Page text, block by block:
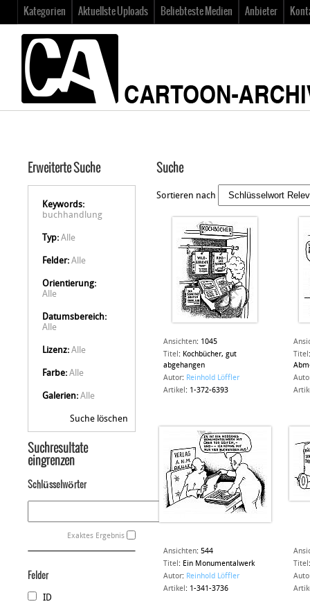
Kategorien Aktuellste Uploads Beliebteste Medien Anbieter
Erweiterte Suche
Keywords:
buchhandlung
Typ: Alle
Felder: Alle
Orientierung:
Alle
Datumsbereich:
Alle
Lizenz: Alle
Farbe: Alle
Galerien: Alle
Suche löschen
Suchresultate
eingrenzen
Schlüsselwörter
Exaktes Ergebnis
Felder
ID
Suche
Sortieren nach
Ansichten: 1045
Titel : Kochbücher, gut
abgehangen
Autor: Reinhold Löffler
Artikel : 1-372-6393
Titel
Ansichten: 544
Titel : Ein Monumentalwerk
Autor: Reinhold Löffler
Artikel : 1-341-3736
Titel